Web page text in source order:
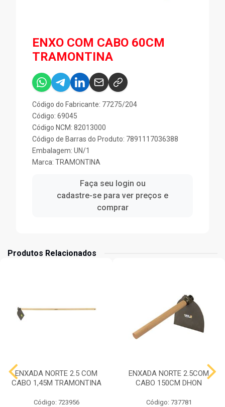
ENXO COM CABO 60CM
TRAMONTINA
Código do Fabricante: 77275/204
Código: 69045
Código NCM: 82013000
Código de Barras do Produto: 7891117036388
Embalagem: UN/1
Marca: TRAMONTINA
Faça seu login ou
cadastre-se para ver preços e
comprar
Produtos Relacionados
ENXADA NORTE 2.5 COM
CABO 1,45M TRAMONTINA
Código: 723956
ENXADA NORTE 2.5COM
CABO 150CM DHON
Código: 737781